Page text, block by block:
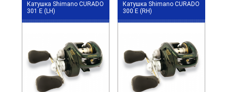
Катушка Shimano CURADO
301 E (LH)
Катушка Shimano CURADO
300 E (RH)